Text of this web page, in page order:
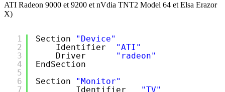
ATI Radeon 9000 et 9200 et nVdia TNT2 Model 64 et Elsa Erazor
X)
1
2
3
4
5
6
7
Section
"Device"
Identifier
"ATI"
Driver
"radeon"
EndSection
Section
"Monitor"
Identifier
"TV"